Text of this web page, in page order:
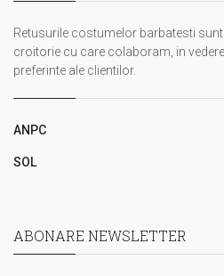
Retusurile costumelor barbatesti
croitorie cu care colaboram, in
preferinte ale clientilor.
ANPC
SOL
ABONARE NEWSLETTER